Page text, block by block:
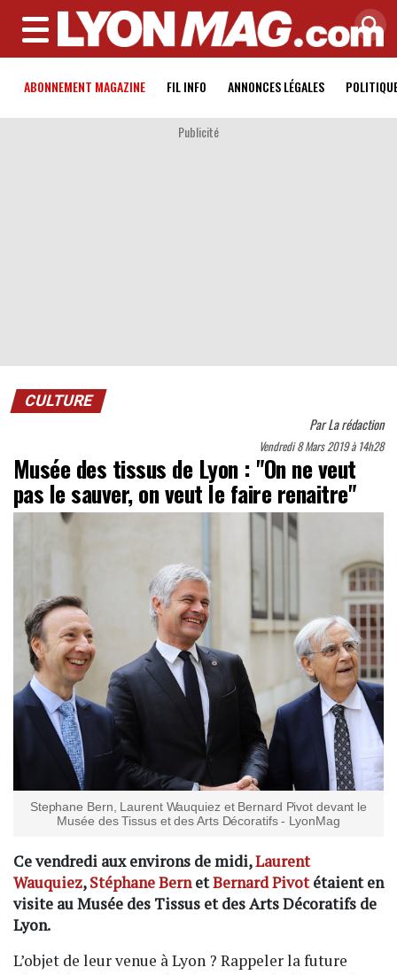
MENU
ABONNEMENT MAGAZINE FIL INFO ANNONCES LÉGALES
Publicité
CULTURE
ParLa rédaction
Vendredi 8 Mars 2019 à 14h28
Musée des tissus de Lyon : "On ne veut
pas le sauver, on veut le faire renaitre"
Stephane Bern, Laurent Wauquiez et Bernard Pivot devant le
Musée des Tissus et des Arts Décoratifs - LyonMag
Ce vendredi aux environs de midi,Laurent
Wauquiez,Stéphane BernetBernard Pivotétaient en
visite au Musée des Tissus et des Arts Décoratifs de
Lyon.
L’objet de leur venue à Lyon ? Rappeler la future